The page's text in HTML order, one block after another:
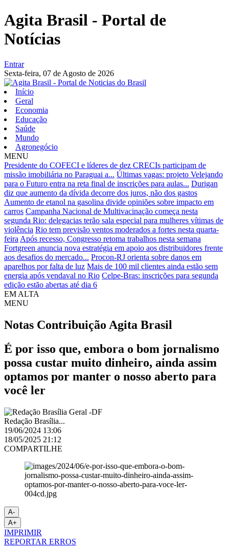
Agita Brasil - Portal de
Notícias
Entrar
Sexta-feira, 07 de Agosto de 2026
Início
Geral
Economia
Educação
Saúde
Mundo
Agronegócio
MENU
Presidente do COFECI e líderes de dez CRECIs participam de
missão imobiliária no Paraguai a... Últimas vagas: projeto Velejando
para o Futuro entra na reta final de inscrições para aulas... Durigan
diz que aumento da dívida decorre dos juros, não dos gastos
Aumento de etanol na gasolina divide opiniões sobre impacto em
carros Campanha Nacional de Multivacinação começa nesta
segunda Rio: delegacias terão sala especial para mulheres vítimas de
violência Rio tem previsão ventos moderados a fortes nesta quarta-
feira Após recesso, Congresso retoma trabalhos nesta semana
Fortgreen anuncia nova estratégia em apoio aos distribuidores frente
aos desafios do mercado... Procon-RJ orienta sobre danos em
aparelhos por falta de luz Mais de 100 mil clientes ainda estão sem
energia após vendaval no Rio Celpe-Bras: inscrições para segunda
edição estão abertas até dia 6
EM ALTA
MENU
Notas Contribuição Agita Brasil
É por isso que, embora o bom jornalismo
possa custar muito dinheiro, ainda assim
optamos por manter o nosso aberto para
você ler
Redação Brasília...
19/06/2024 13:06
18/05/2025 21:12
COMPARTILHE
A-
A+
IMPRIMIR
REPORTAR ERROS